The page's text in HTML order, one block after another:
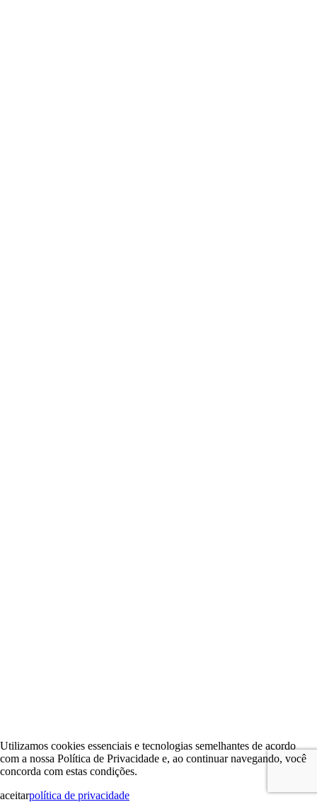
Utilizamos cookies essenciais e tecnologias semelhantes de acordo
com a nossa Política de Privacidade e, ao continuar navegando, você
concorda com estas condições.
aceitarpolítica de privacidade